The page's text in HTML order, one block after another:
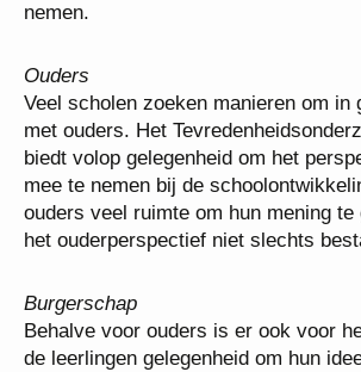
nemen.
Ouders
Veel scholen zoeken manieren om in
met ouders. Het
biedt volop gelegenheid om het
mee te nemen bij de
ouders veel ruimte om hun mening te
het ouderperspectief niet slechts
Burgerschap
Behalve voor ouders is er ook voor
de leerlingen gelegenheid om hun